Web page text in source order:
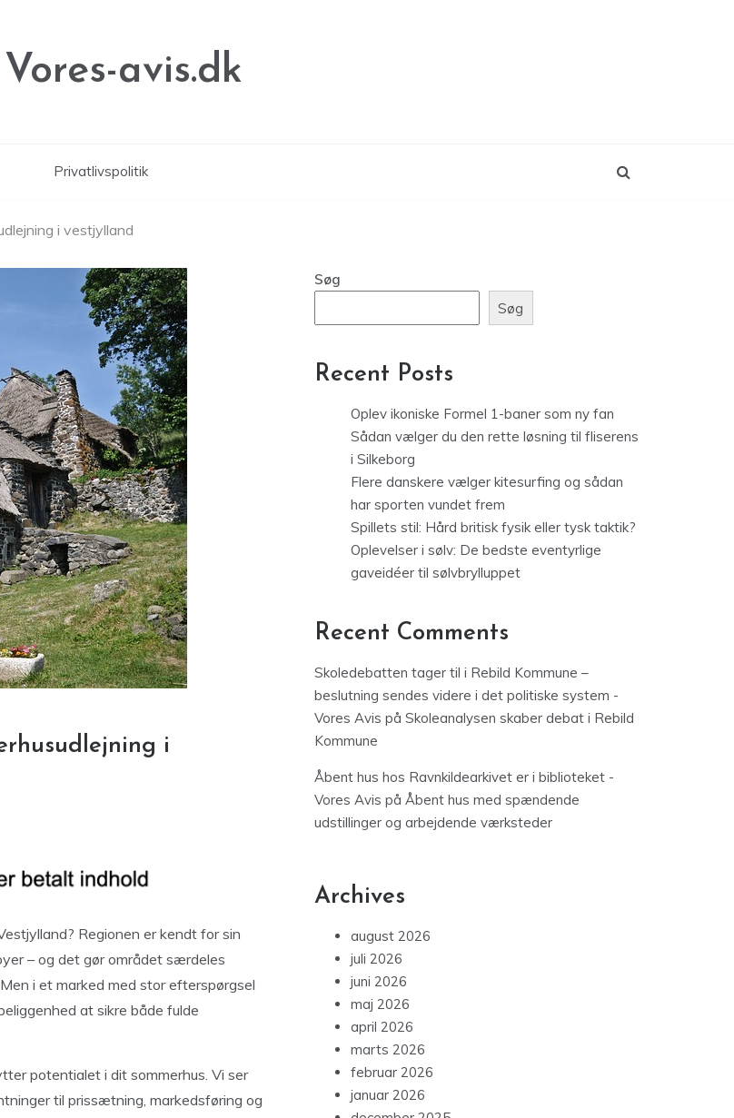
Vores-avis.dk
Privatlivspolitik
i vestjylland
i
Regionen er kendt for sin
– og det gør området særdeles
i et marked med stor efterspørgsel
at sikre både fulde
potentialet i dit sommerhus. Vi ser
til prissætning, markedsføring og
Søg
Søg
Recent Posts
Oplev ikoniske Formel 1-baner som ny fan
Sådan vælger du den rette løsning til fliserens
i Silkeborg
Flere danskere vælger kitesurfing og sådan
har sporten vundet frem
Spillets stil: Hård britisk fysik eller tysk taktik?
Oplevelser i sølv: De bedste eventyrlige
gaveidéer til sølvbrylluppet
Recent Comments
Skoledebatten tager til i Rebild Kommune –
beslutning sendes videre i det politiske system -
Vores Avis på Skoleanalysen skaber debat i Rebild
Kommune
Åbent hus hos Ravnkildearkivet er i biblioteket -
Vores Avis på Åbent hus med spændende
udstillinger og arbejdende værksteder
Archives
august 2026
juli 2026
juni 2026
maj 2026
april 2026
marts 2026
februar 2026
januar 2026